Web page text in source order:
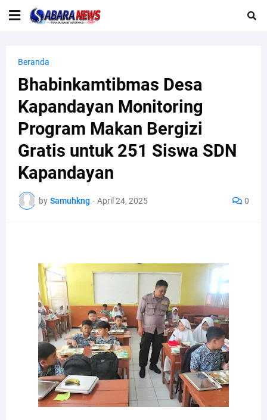
Beranda
Bhabinkamtibmas Desa
Kapandayan Monitoring
Program Makan Bergizi
Gratis untuk 251 Siswa SDN
Kapandayan
by Samuhkng - April 24, 2025 0